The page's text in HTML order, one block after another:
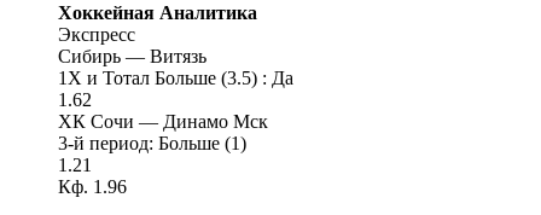
Хоккейная Аналитика
Экспресс
Сибирь — Витязь
1Х и Тотал Больше (3.5) : Да
1.62
ХК Сочи — Динамо Мск
3-й период: Больше (1)
1.21
Кф. 1.96